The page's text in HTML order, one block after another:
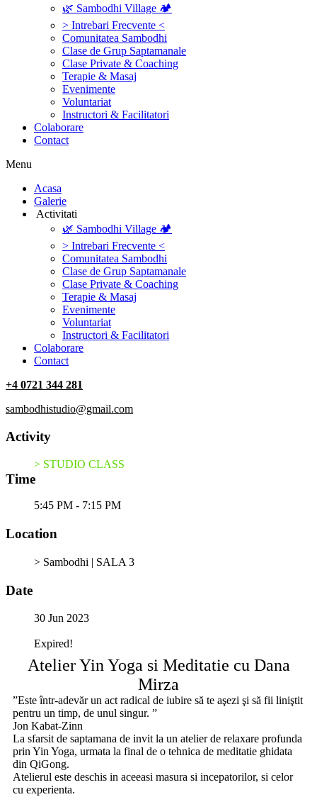
🌿 Sambodhi Village 🏕️
> Intrebari Frecvente <
Comunitatea Sambodhi
Clase de Grup Saptamanale
Clase Private & Coaching
Terapie & Masaj
‎Evenimente
Voluntariat
‏‏‎Instructori & Facilitatori
Colaborare
Contact
Menu
‎Acasa
Galerie
‎ ‎Activitati‎
🌿 Sambodhi Village 🏕️
> Intrebari Frecvente <
Comunitatea Sambodhi
Clase de Grup Saptamanale
Clase Private & Coaching
Terapie & Masaj
‎Evenimente
Voluntariat
‏‏‎Instructori & Facilitatori
Colaborare
Contact
+4 0721 344 281
sambodhistudio@gmail.com
Activity
> STUDIO CLASS
Time
5:45 PM - 7:15 PM
Location
> Sambodhi | SALA 3
Date
30 Jun 2023
Expired!
Atelier Yin Yoga si Meditatie cu Dana
Mirza
”Este într-adevăr un act radical de iubire să te aşezi şi să fii liniştit
pentru un timp, de unul singur. ”
Jon Kabat-Zinn
​La sfarsit de saptamana de invit la un atelier de relaxare profunda
prin Yin Yoga, urmata la final de o tehnica de meditatie ghidata
din QiGong.​​
Atelierul este deschis in aceeasi masura si incepatorilor, si celor
cu experienta.